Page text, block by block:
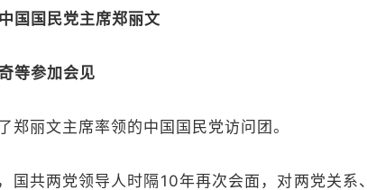
国国民党主席郑丽文
等参加会见
丽文主席率领的中国国民党访问团。
共两党领导人时隔10年再次会面，对两党关系、